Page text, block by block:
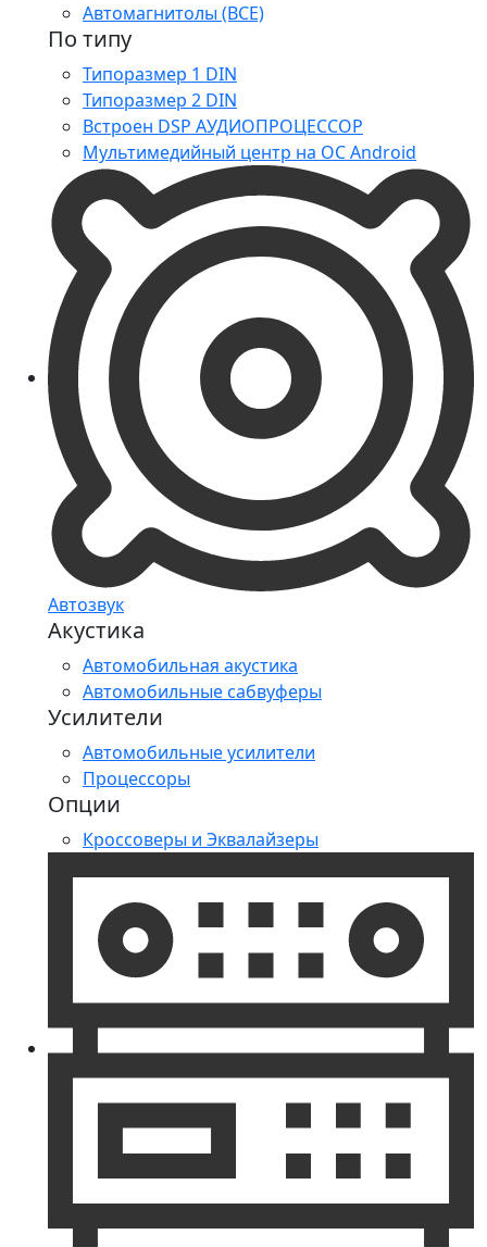
Автомагнитолы (ВСЕ)
По типу
Типоразмер 1 DIN
Типоразмер 2 DIN
Встроен DSP АУДИОПРОЦЕССОР
Мультимедийный центр на ОС Android
Автозвук
Акустика
Автомобильная акустика
Автомобильные сабвуферы
Усилители
Автомобильные усилители
Процессоры
Опции
Кроссоверы и Эквалайзеры